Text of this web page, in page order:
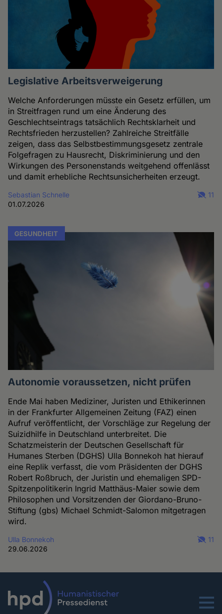
Legislative Arbeitsverweigerung
Welche Anforderungen müsste ein Gesetz erfüllen, um
in Streitfragen rund um eine Änderung des
Geschlechtseintrags tatsächlich Rechtsklarheit und
Rechtsfrieden herzustellen? Zahlreiche Streitfälle
zeigen, dass das Selbstbestimmungsgesetz zentrale
Folgefragen zu Hausrecht, Diskriminierung und den
Wirkungen des Personenstands weitgehend offenlässt
und damit erhebliche Rechtsunsicherheiten erzeugt.
Sebastian Schnelle
01.07.2026
11
GESUNDHEIT
Autonomie voraussetzen, nicht prüfen
Ende Mai haben Mediziner, Juristen und Ethikerinnen
in der Frankfurter Allgemeinen Zeitung (FAZ) einen
Aufruf veröffentlicht, der Vorschläge zur Regelung der
Suizidhilfe in Deutschland unterbreitet. Die
Schatzmeisterin der Deutschen Gesellschaft für
Humanes Sterben (DGHS) Ulla Bonnekoh hat hierauf
eine Replik verfasst, die vom Präsidenten der DGHS
Robert Roßbruch, der Juristin und ehemaligen SPD-
Spitzenpolitikerin Ingrid Matthäus-Maier sowie dem
Philosophen und Vorsitzenden der Giordano-Bruno-
Stiftung (gbs) Michael Schmidt-Salomon mitgetragen
wird.
Ulla Bonnekoh
29.06.2026
11
Menu